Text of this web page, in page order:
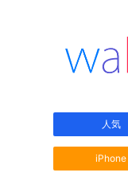
人気
iPhone